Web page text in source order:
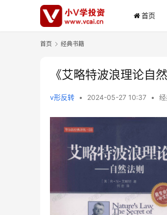
首页
首页 经典书籍
《艾略特波浪理论自
v形反转 • 2024-05-27 10:37 •